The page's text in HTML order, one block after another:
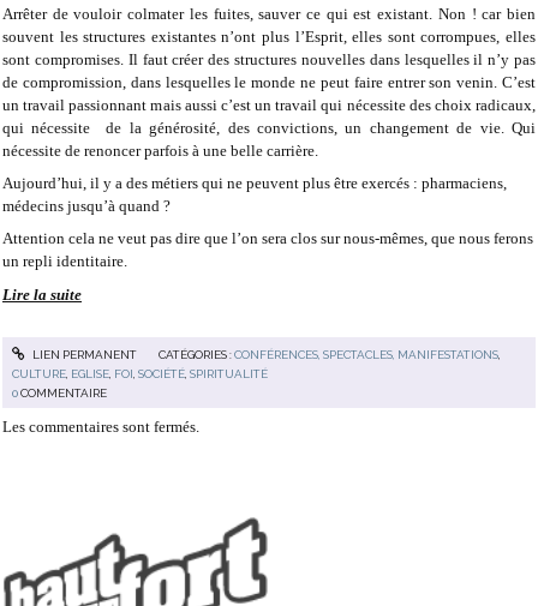
Arrêter de vouloir colmater les fuites, sauver ce qui est existant. Non ! car bien
souvent les structures existantes n’ont plus l’Esprit, elles sont corrompues, elles
sont compromises. Il faut créer des structures nouvelles dans lesquelles il n’y pas
de compromission, dans lesquelles le monde ne peut faire entrer son venin. C’est
un travail passionnant mais aussi c’est un travail qui nécessite des choix radicaux,
qui nécessite de la générosité, des convictions, un changement de vie. Qui
nécessite de renoncer parfois à une belle carrière.
Aujourd’hui, il y a des métiers qui ne peuvent plus être exercés : pharmaciens,
médecins jusqu’à quand ?
Attention cela ne veut pas dire que l’on sera clos sur nous-mêmes, que nous ferons
un repli identitaire.
Lire la suite
LIEN PERMANENT CATÉGORIES :CONFÉRENCES, SPECTACLES, MANIFESTATIONS,
CULTURE EGLISE FOI ,SOCIÉTÉ ,SPIRITUALITÉ
0COMMENTAIRE
Les commentaires sont fermés.